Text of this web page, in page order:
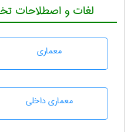
لغات و اصطلاحات
معماری
معماری داخلی